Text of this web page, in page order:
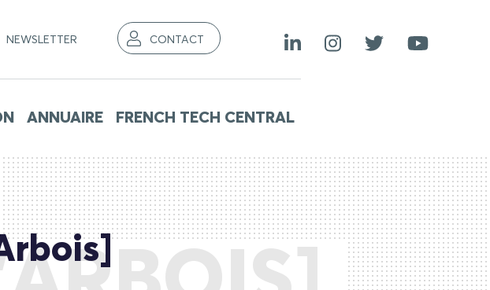
NEWSLETTER CONTACT
ANNUAIRE FRENCH TECH CENTRAL